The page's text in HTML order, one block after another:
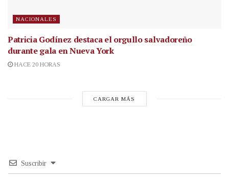
NACIONALES
Patricia Godínez destaca el orgullo salvadoreño
durante gala en Nueva York
HACE 20 HORAS
CARGAR MÁS
Suscribir